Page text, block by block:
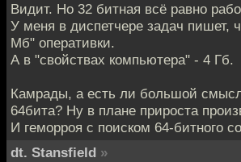
Видит. Но 32 битная всё равно
У меня в диспетчере задач пишет,
Мб" оперативки.
А в "свойствах компьютера" - 4 Гб.
Камрады, а есть ли большой
64бита? Ну в плане прироста
И геморроя с поиском 64-битного
dt. Stansfield »